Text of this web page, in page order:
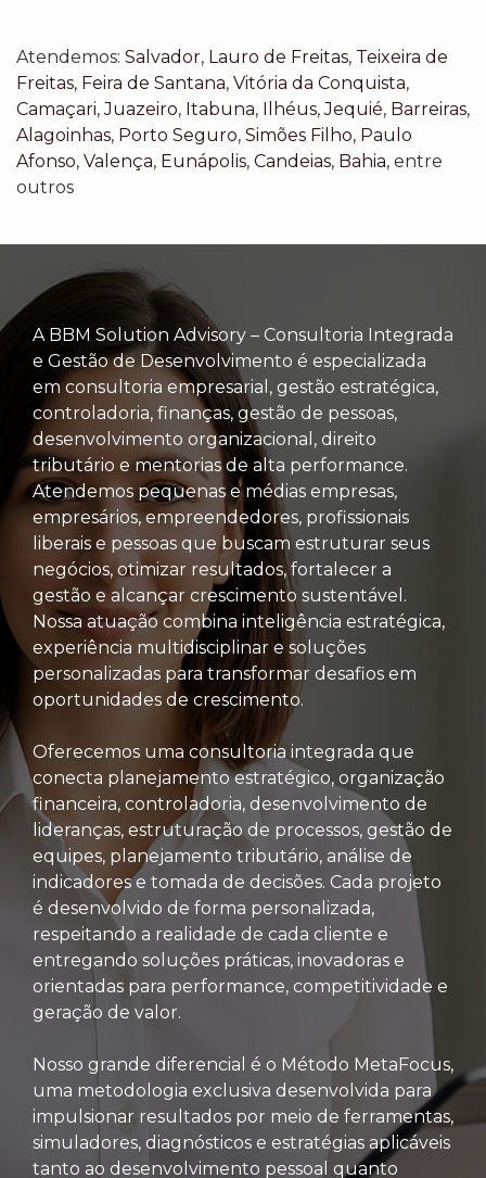
Atendemos: Salvador, Lauro de Freitas, Teixeira de
Freitas, Feira de Santana, Vitória da Conquista,
Camaçari,Juazeiro, Itabuna, Ilhéus,Jequié, Barreiras,
Alagoinhas, Porto Seguro, Simões Filho, Paulo
Afonso, Valença, Eunápolis, Candeias, Bahia, entre
outros
A BBM Solution Advisory – Consultoria Integrada
e Gestão de Desenvolvimento é especializada
em consultoria empresarial, gestão estratégica,
controladoria, finanças, gestão de pessoas,
desenvolvimento organizacional, direito
tributário e mentorias de alta performance.
Atendemos pequenas e médias empresas,
empresários, empreendedores, profissionais
liberais e pessoas que buscam estruturar seus
negócios, otimizar resultados, fortalecer a
gestão e alcançar crescimento sustentável.
Nossa atuação combina inteligência estratégica,
experiência multidisciplinar e soluções
personalizadas para transformar desafios em
oportunidades de crescimento.
Oferecemos uma consultoria integrada que
conecta planejamento estratégico, organização
financeira, controladoria, desenvolvimento de
lideranças, estruturação de processos, gestão de
equipes, planejamento tributário, análise de
indicadores e tomada de decisões. Cada projeto
é desenvolvido de forma personalizada,
respeitando a realidade de cada cliente e
entregando soluções práticas, inovadoras e
orientadas para performance, competitividade e
geração de valor.
Nosso grande diferencial é o Método MetaFocus,
uma metodologia exclusiva desenvolvida para
impulsionar resultados por meio de ferramentas,
simuladores, diagnósticos e estratégias aplicáveis
tanto ao desenvolvimento pessoal quanto